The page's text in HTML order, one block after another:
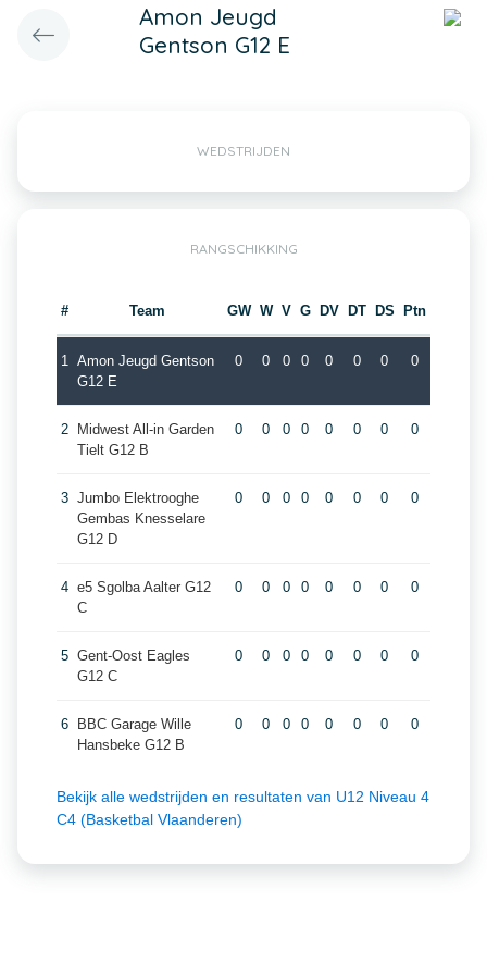
Amon Jeugd
Gentson G12 E
WEDSTRIJDEN
RANGSCHIKKING
# Team GW W V G DV DT DS Ptn
1 Amon Jeugd Gentson
G12 E
0 0 0 0 0 0 0 0
2
Midwest All-in Garden
Tielt G12 B
0 0 0 0 0 0 0 0
3 Jumbo Elektrooghe
Gembas Knesselare
G12 D
0 0 0 0 0 0 0 0
4 e5 Sgolba Aalter G12
C
0 0 0 0 0 0 0 0
5 Gent-Oost Eagles
G12 C
0 0 0 0 0 0 0 0
6
BBC Garage Wille
Hansbeke G12 B
0 0 0 0 0 0 0 0
Bekijk alle wedstrijden en resultaten van U12 Niveau 4
C4 (Basketbal Vlaanderen)